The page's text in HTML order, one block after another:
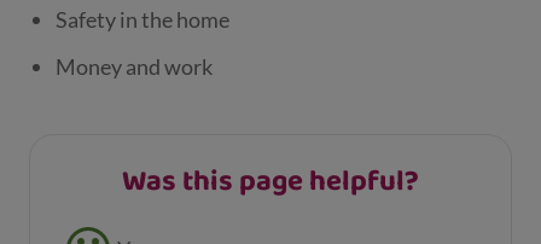
Safety in the home
Money and work
Was this page helpful?
Feedback buttons